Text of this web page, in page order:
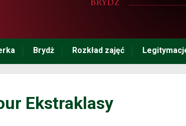
Brydż Rozkład zajęć
Ekstraklasy